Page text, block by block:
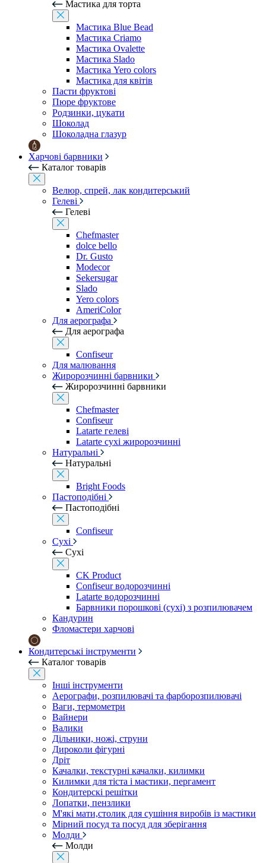
Мастика для торта
Мастика Blue Bead
Мастика Criamo
Мастика Ovalette
Мастика Slado
Мастика Yero colors
Мастика для квітів
Пасти фруктові
Пюре фруктове
Родзинки, цукати
Шоколад
Шоколадна глазур
Харчові барвники
Каталог товарів
Велюр, спрей, лак кондитерський
Гелеві
Гелеві
Chefmaster
dolce bello
Dr. Gusto
Modecor
Sekersugar
Slado
Yero colors
AmeriColor
Для аерографа
Для аерографа
Confiseur
Для малювання
Жиророзчинні барвники
Жиророзчинні барвники
Chefmaster
Confiseur
Latarte гелеві
Latarte сухі жиророзчинні
Натуральні
Натуральні
Bright Foods
Пастоподібні
Пастоподібні
Confiseur
Сухі
Сухі
CK Product
Confiseur водорозчинні
Latarte водорозчинні
Барвники порошкові (сухі) з розпилювачем
Кандурин
Фломастери харчові
Кондитерські інструменти
Каталог товарів
Інші інструменти
Аерографи, розпилювачі та фарборозпилювачі
Ваги, термометри
Вайнери
Валики
Дільники, ножі, струни
Дироколи фігурні
Дріт
Качалки, текстурні качалки, килимки
Килимки для тіста і мастики, пергамент
Кондитерскі решітки
Лопатки, пензлики
М'які мати,столик для сушіння виробів із мастики
Мірний посуд та посуд для зберігання
Молди
Молди